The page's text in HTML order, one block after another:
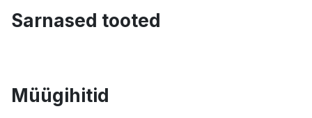
Sarnased tooted
Müügihitid